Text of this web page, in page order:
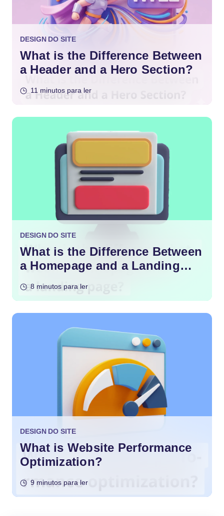
DESIGN DO SITE
What is the Difference Between
a Header and a Hero Section?
11 minutos para ler
DESIGN DO SITE
What is the Difference Between
a Homepage and a Landing
8 minutos para ler
DESIGN DO SITE
What is Website Performance
Optimization?
9 minutos para ler